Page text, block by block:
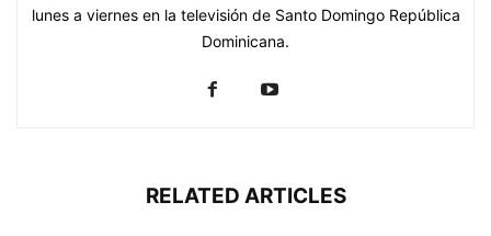
lunes a viernes en la televisión de Santo Domingo República
Dominicana.
RELATED ARTICLES